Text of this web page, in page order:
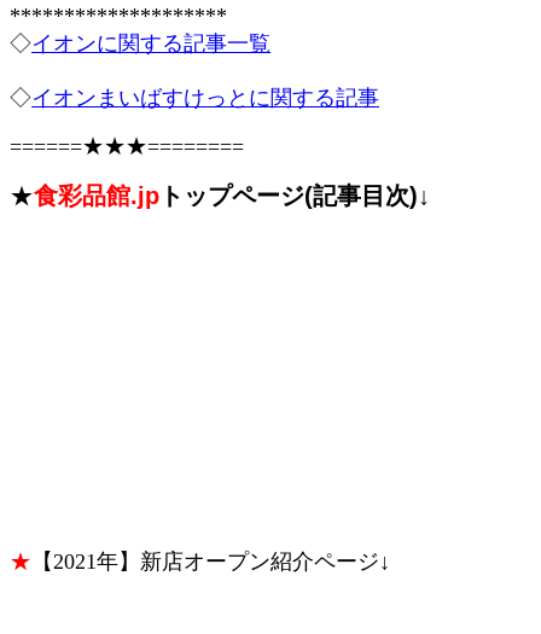
********************
◇イオンに関する記事一覧
◇イオンまいばすけっとに関する記事
======★★★========
★食彩品館.jp トップページ(記事目次)↓
★ 【2021年】新店オープン紹介ページ↓